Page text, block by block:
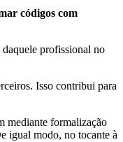
códigos com
daquele profissional no
Isso contribui para
mediante formalização
igual modo, no tocante à